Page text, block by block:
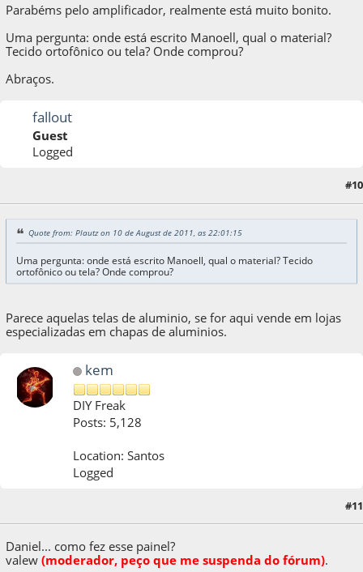
Parabéms pelo amplificador, realmente está muito bonito.
Uma pergunta: onde está escrito Manoell, qual o material?
Tecido ortofônico ou tela? Onde comprou?
Abraços.
fallout
Guest
Logged
#10
Quote from: Plautz on 10 de August de 2011, as 22:01:15
Uma pergunta: onde está escrito Manoell, qual o material? Tecido
ortofônico ou tela? Onde comprou?
Parece aquelas telas de aluminio, se for aqui vende em lojas
especializadas em chapas de aluminios.
kem
DIY Freak
Posts: 5,128
Location: Santos
Logged
#11
Daniel... como fez esse painel?
valew(moderador, peço que me suspenda do fórum).